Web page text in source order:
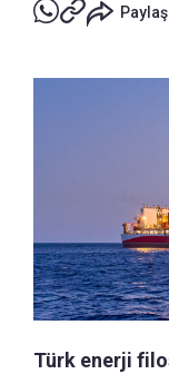
Paylaş
Türk enerji